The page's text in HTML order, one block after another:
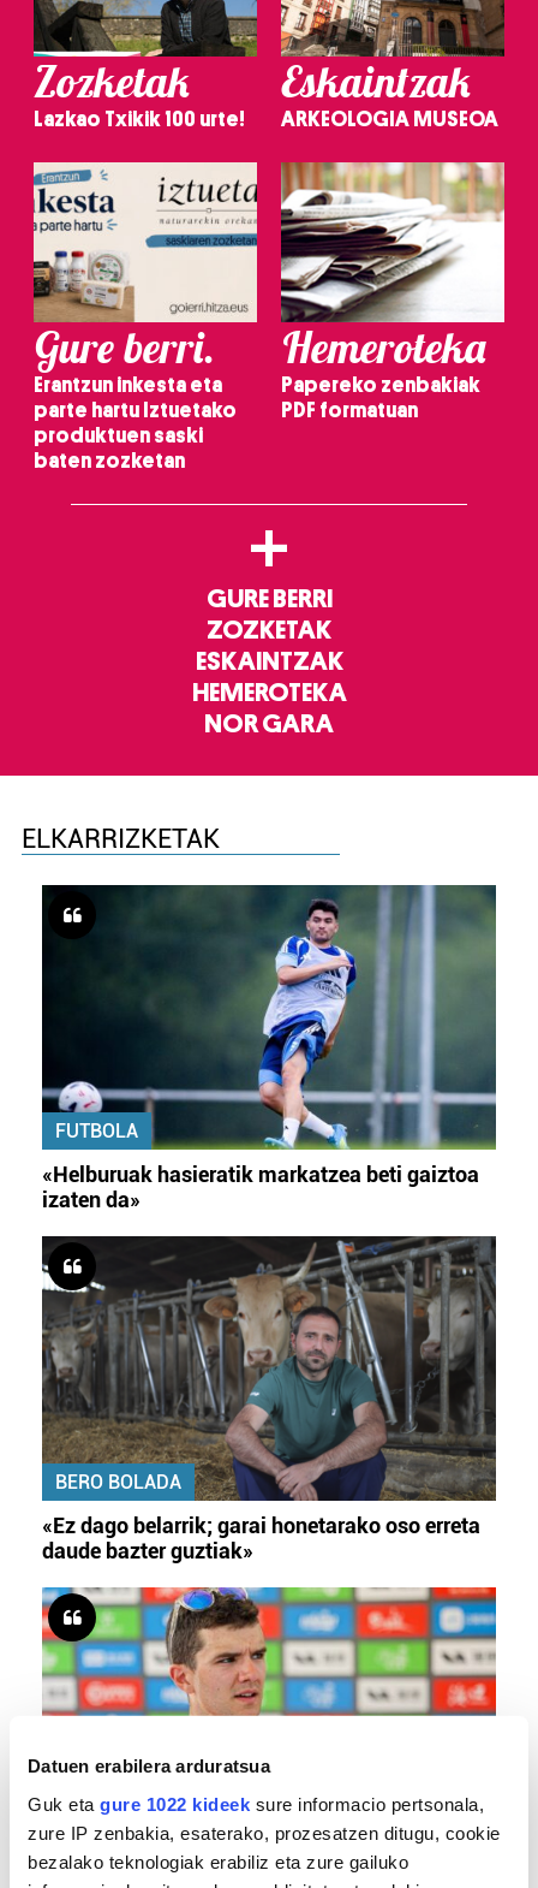
Datuen erabilera arduratsua
Guk eta gure 1022 kideek sure informacio pertsonala,
zure IP zenbakia, esaterako, prozesatzen ditugu, cookie
bezalako teknologiak erabiliz eta zure gailuko
Zozketak
Lazkao Txikik 100 urte!
Eskaintzak
ARKEOLOGIA MUSEOA
Gure berri.
Erantzun inkesta eta
parte hartu Iztuetako
produktuen saski
baten zozketan
Hemeroteka
Papereko zenbakiak
PDF formatuan
+
GURE BERRI
ZOZKETAK
ESKAINTZAK
HEMEROTEKA
NOR GARA
ELKARRIZKETAK
FUTBOLA
«Helburuak hasieratik markatzea beti gaiztoa
izaten da»
BERO BOLADA
«Ez dago belarrik; garai honetarako oso erreta
daude bazter guztiak»
TXIRRINDULARITZA
«Entrenatzen duzun bideetan lehiatzeak